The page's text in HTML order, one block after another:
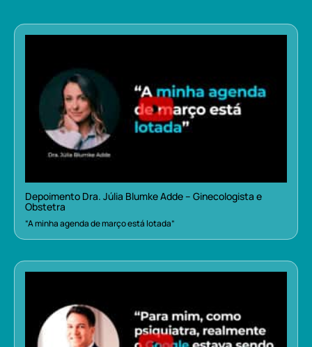
Depoimento Dra. Júlia Blumke Adde – Ginecologista e
Obstetra
“A minha agenda de março está lotada”